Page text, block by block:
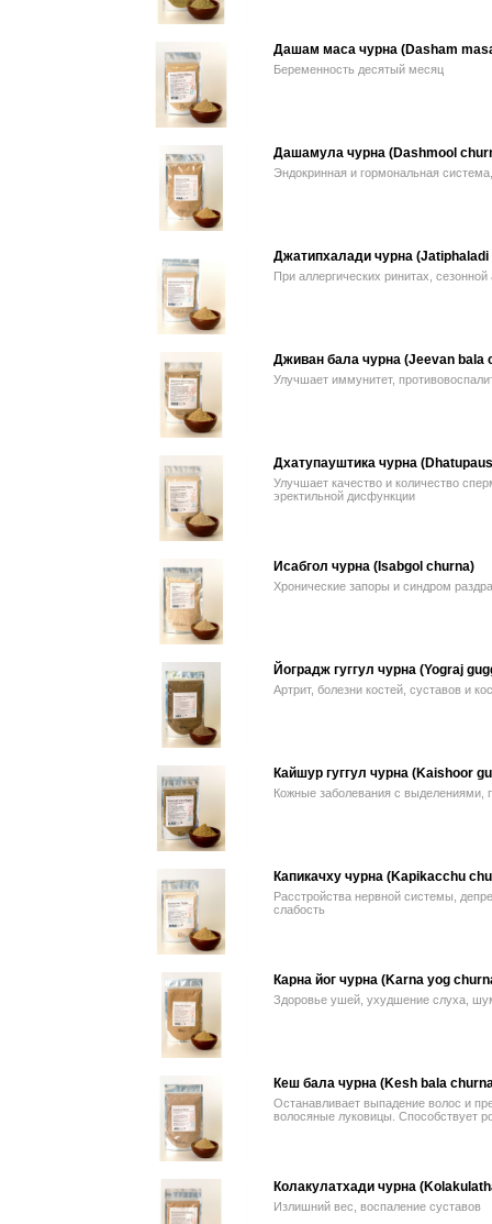
Дашам маса чурна (Dasham
Беременность десятый месяц
Дашамула чурна (Dashmool
Эндокринная и гормональная
Джатипхалади чурна (Jatiphaladi
При аллергических ринитах,
Дживан бала чурна (Jeevan bala
Улучшает иммунитет,
Дхатупауштика чурна
Улучшает качество и количество
эректильной дисфункции
Исабгол чурна (Isabgol churna)
Хронические запоры и синдром
Йоградж гуггул чурна (Yograj
Артрит, болезни костей, суставов и
Кайшур гуггул чурна (Kaishoor
Кожные заболевания с выделениями,
Капикачху чурна (Kapikacchu
Расстройства нервной системы,
слабость
Карна йог чурна (Karna yog
Здоровье ушей, ухудшение слуха,
Кеш бала чурна (Kesh bala
Останавливает выпадение волос и
волосяные луковицы. Способствует
Колакулатхади чурна
Излишний вес, воспаление суставов